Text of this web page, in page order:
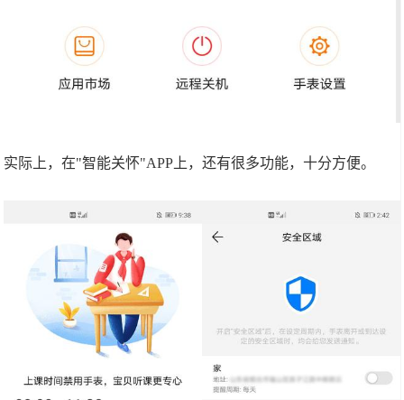
实际上，在"智能关怀"APP上，还有很多功能，十分方便。